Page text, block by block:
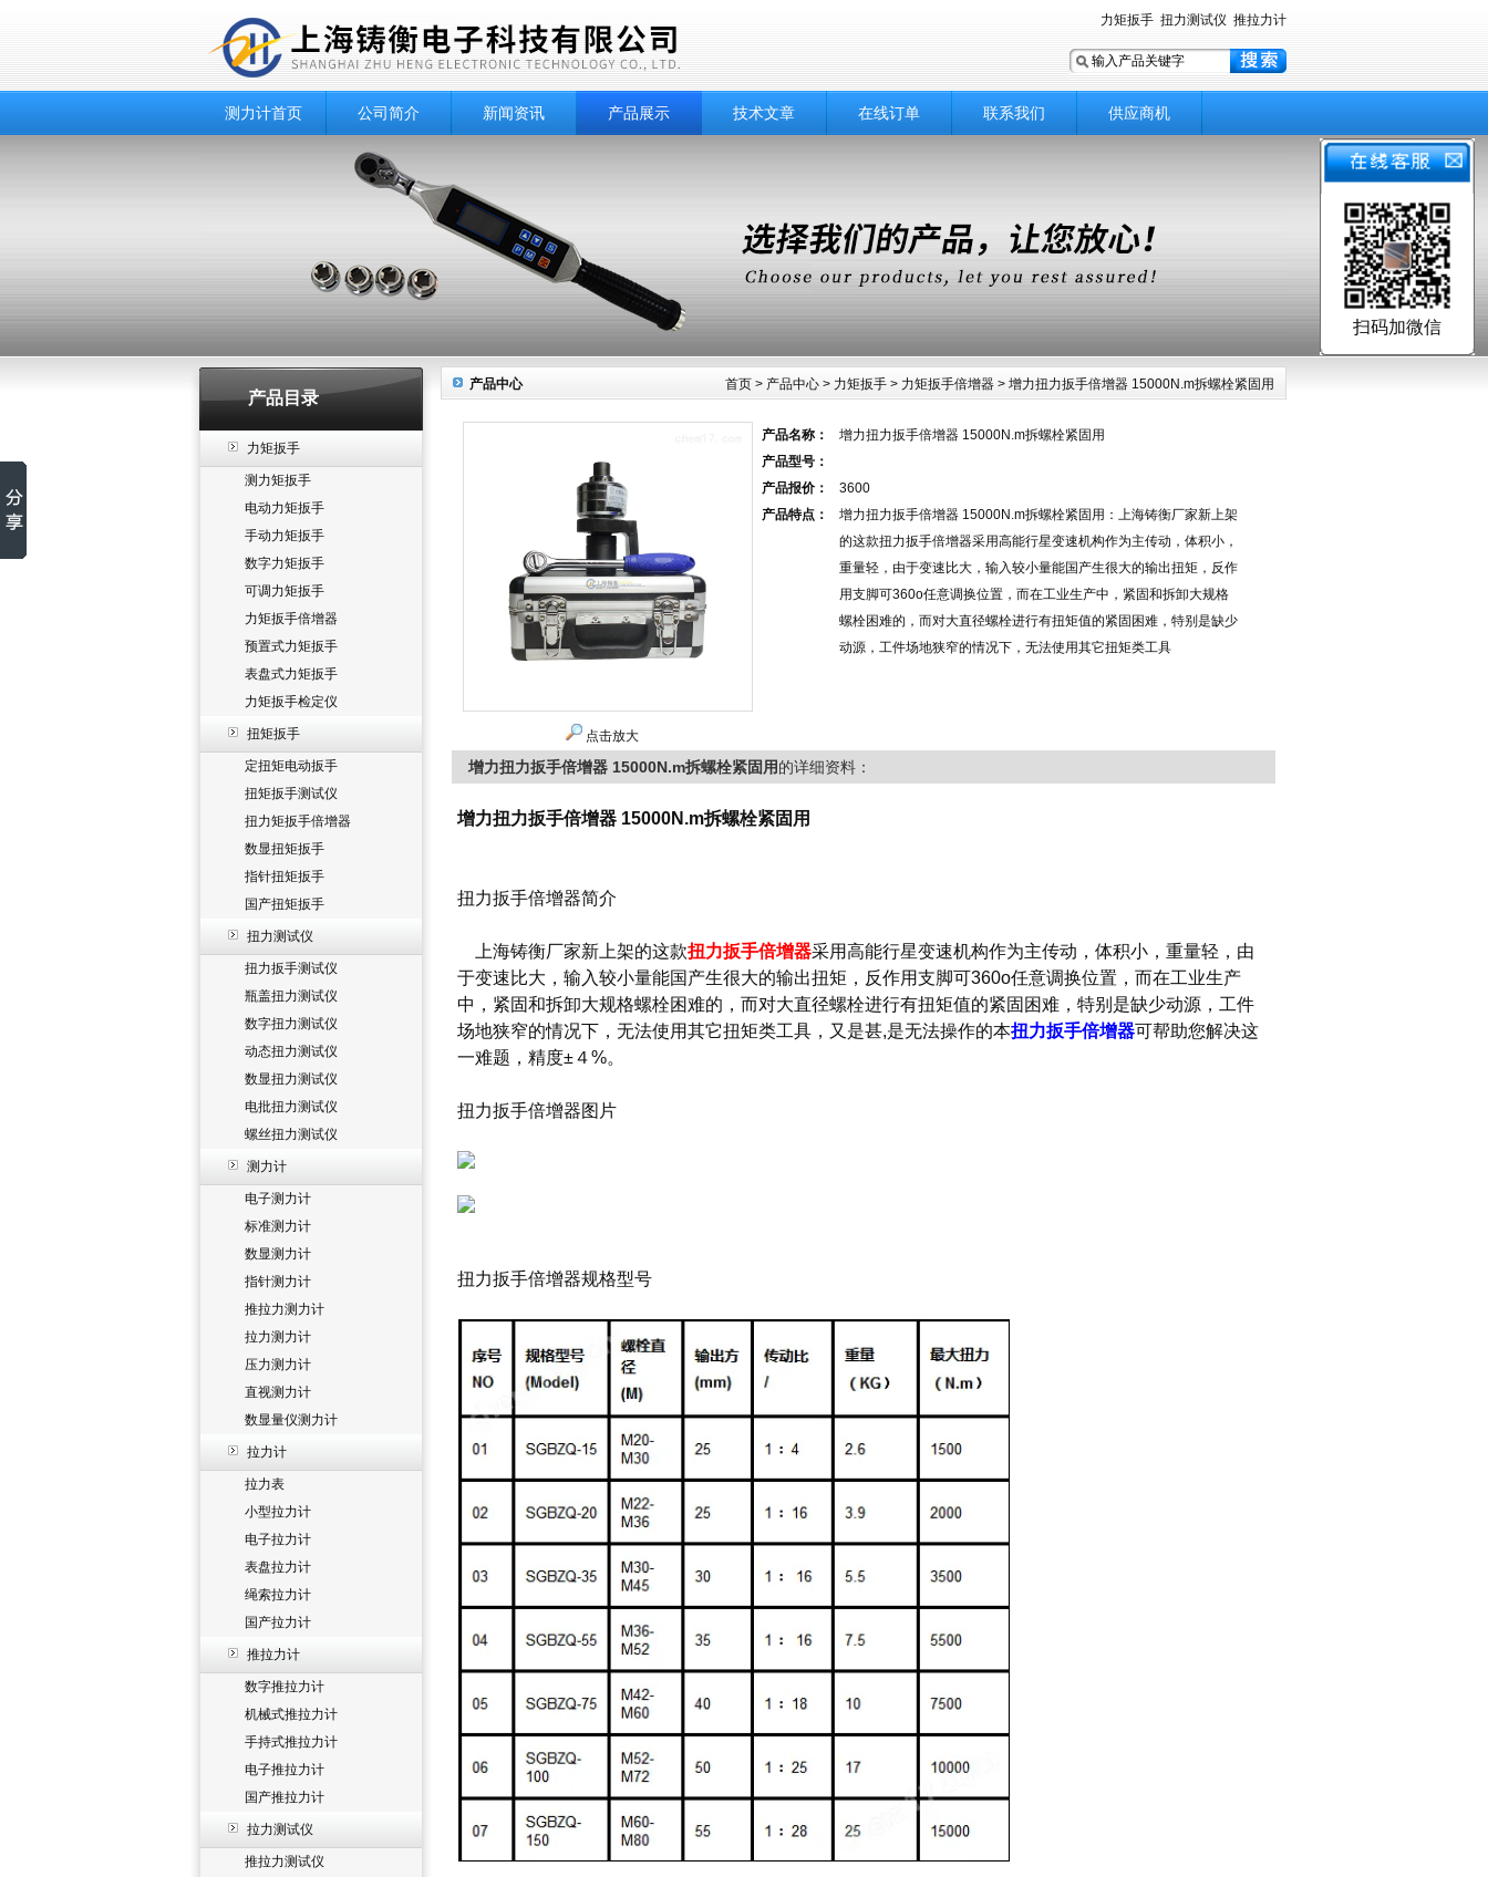
力矩扳手 扭力测试仪 推拉力计
测力计首页 公司简介 新闻资讯 产品展示 技术文章 在线订单 联系我们 供应商机
产品目录
力矩扳手
测力矩扳手
电动力矩扳手
手动力矩扳手
数字力矩扳手
可调力矩扳手
力矩扳手倍增器
预置式力矩扳手
表盘式力矩扳手
力矩扳手检定仪
扭矩扳手
定扭矩电动扳手
扭矩扳手测试仪
扭力矩扳手倍增器
数显扭矩扳手
指针扭矩扳手
国产扭矩扳手
扭力测试仪
扭力扳手测试仪
瓶盖扭力测试仪
数字扭力测试仪
动态扭力测试仪
数显扭力测试仪
电批扭力测试仪
螺丝扭力测试仪
测力计
电子测力计
标准测力计
数显测力计
指针测力计
推拉力测力计
拉力测力计
压力测力计
直视测力计
数显量仪测力计
拉力计
拉力表
小型拉力计
电子拉力计
表盘拉力计
绳索拉力计
国产拉力计
推拉力计
数字推拉力计
机械式推拉力计
手持式推拉力计
电子推拉力计
国产推拉力计
拉力测试仪
推拉力测试仪
首页 > 产品中心 > 力矩扳手 > 力矩扳手倍增器 > 增力扭力扳手倍增器 15000N.m拆螺栓紧固用
产品中心
点击放大
产品名称：
增力扭力扳手倍增器 15000N.m拆螺栓紧固用
产品型号：
产品报价：
3600
产品特点：
增力扭力扳手倍增器 15000N.m拆螺栓紧固用：上海铸衡厂家新上架
的这款扭力扳手倍增器采用高能行星变速机构作为主传动，体积小，
重量轻，由于变速比大，输入较小量能国产生很大的输出扭矩，反作
用支脚可360o任意调换位置，而在工业生产中，紧固和拆卸大规格
螺栓困难的，而对大直径螺栓进行有扭矩值的紧固困难，特别是缺少
动源，工件场地狭窄的情况下，无法使用其它扭矩类工具
增力扭力扳手倍增器 15000N.m拆螺栓紧固用的详细资料：
增力扭力扳手倍增器 15000N.m拆螺栓紧固用
扭力扳手倍增器简介
上海铸衡厂家新上架的这款扭力扳手倍增器采用高能行星变速机构作为主传动，体积小，重量轻，由
于变速比大，输入较小量能国产生很大的输出扭矩，反作用支脚可360o任意调换位置，而在工业生产
中，紧固和拆卸大规格螺栓困难的，而对大直径螺栓进行有扭矩值的紧固困难，特别是缺少动源，工件
场地狭窄的情况下，无法使用其它扭矩类工具，又是甚,是无法操作的本扭力扳手倍增器可帮助您解决这
一难题，精度±４%。
扭力扳手倍增器图片
扭力扳手倍增器规格型号
扫码加微信